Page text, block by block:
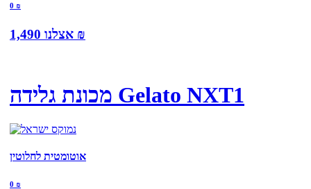
0 ₪
אצלנו 1,490 ₪
מכונת גלידה Gelato NXT1
אוטומטית לחלוטין
0 ₪